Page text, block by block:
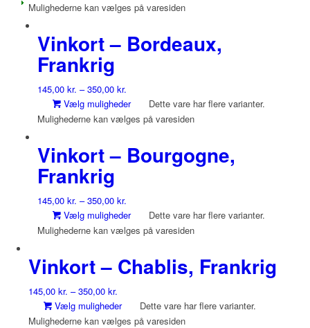
Mulighederne kan vælges på varesiden
Vinkort – Bordeaux,
Frankrig
145,00 kr. –350,00 kr.
Vælg muligheder
Dette vare har flere varianter.
Mulighederne kan vælges på varesiden
Vinkort – Bourgogne,
Frankrig
145,00 kr. –350,00 kr.
Vælg muligheder
Dette vare har flere varianter.
Mulighederne kan vælges på varesiden
Vinkort – Chablis, Frankrig
145,00 kr. –350,00 kr.
Vælg muligheder
Dette vare har flere varianter.
Mulighederne kan vælges på varesiden